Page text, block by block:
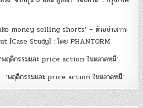
money selling shorts’ – ตัวอย่างการ
[Case Study] : โดย PHANTORM
พฤติกรรมและ price action ในตลาดหมี’
‘พฤติกรรมและ price action ในตลาดหมี’